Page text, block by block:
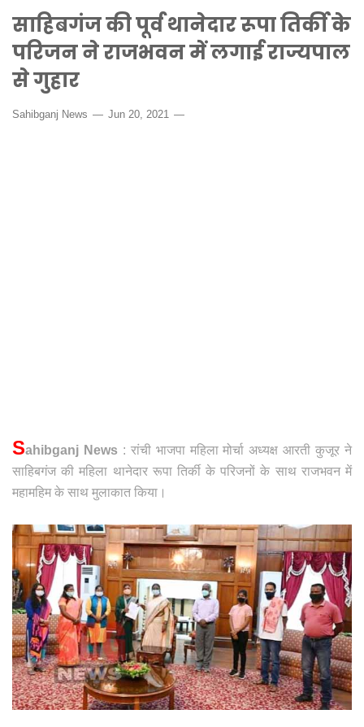
साहिबगंज की पूर्व थानेदार रूपा तिर्की के
परिजन ने राजभवन में लगाई राज्यपाल
से गुहार
Sahibganj News Jun 20, 2021
Sahibganj News : रांची भाजपा महिला मोर्चा अध्यक्ष आरती कुजूर ने
साहिबगंज की महिला थानेदार रूपा तिर्की के परिजनों के साथ राजभवन में
महामहिम के साथ मुलाकात किया।